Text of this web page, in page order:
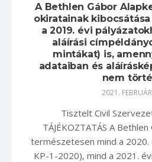
A Bethlen Gábor
okiratainak
a 2019. évi
aláírási
mintákat) is,
adataiban és
nem
2021.
Tisztelt Civil
TÁJÉKOZTATÁS A
természetesen mind a 2020.
KP-1-2020), mind a 2021.